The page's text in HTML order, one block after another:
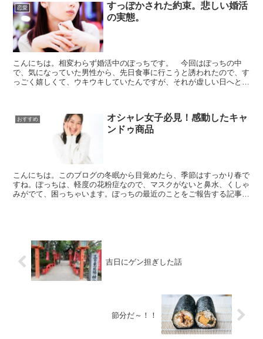
恋愛
すっぽかされた約束。悲しい婚活
の実態。
こんにちは。相変わらず婚活中のぽっちです。 今回はぽっちの中
で、気になっていた男性から、先日食事に行こうと誘われたので、す
っごく嬉しくて、ウキウキしていたんですが、それが虚しい日へと変
おすすめ
オシャレ女子必見！感動したキャ
ンドゥ商品
こんにちは。このブログの冬眠から目覚めたら、季節はすっかり春で
すね。ぽっちは、軽度の花粉症なので、マスクがないと鼻水、くしゃ
みがでて、困っちゃいます。ぽっちの最近のことをご報告する記事も
吉日にゲン担ぎした話
節分だ～！！